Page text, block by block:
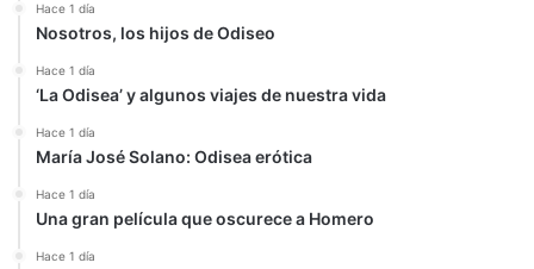
Hace 1 día
Nosotros, los hijos de Odiseo
Hace 1 día
‘La Odisea’ y algunos viajes de nuestra vida
Hace 1 día
María José Solano: Odisea erótica
Hace 1 día
Una gran película que oscurece a Homero
Hace 1 día